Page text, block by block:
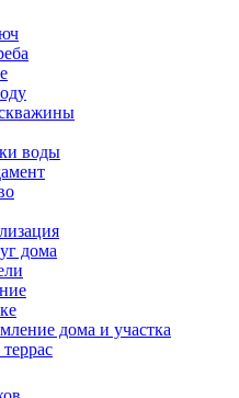
воды
дома
дома и участка